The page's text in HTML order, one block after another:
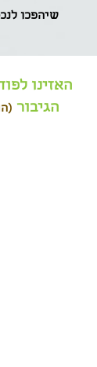
שיהפכו
האזינו
הגיבור